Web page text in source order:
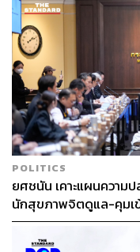
POLITICS
ยศชนัน เคาะแผนความ
นักสุขภาพจิตดูแล-คุม